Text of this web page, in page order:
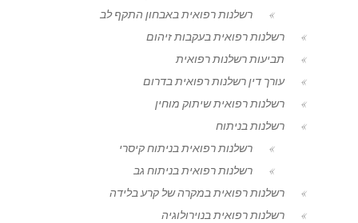
רשלנות רפואית באבחון התקף לב
רשלנות רפואית בעקבות זיהום
תביעות רשלנות רפואית
עורך דין רשלנות רפואית בדרום
רשלנות רפואית שיתוק מוחין
רשלנות בניתוח
רשלנות רפואית בניתוח קיסרי
רשלנות רפואית בניתוח גב
רשלנות רפואית במקרה של קרע בלידה
רשלנות רפואית בנוירולוגיה